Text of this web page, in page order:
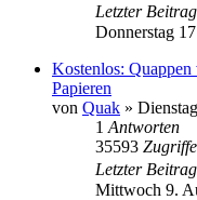
Letzter Beitrag
Donnerstag
Kostenlos:
Papieren
von Quak »
1 Antworten
35593 Zugriffe
Letzter Beitrag
Mittwoch 9.